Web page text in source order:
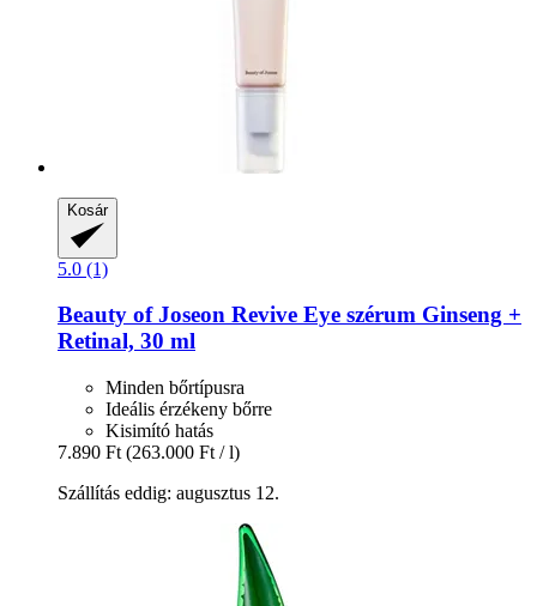
Kosár
5.0 (1)
Beauty of Joseon Revive Eye szérum Ginseng +
Retinal, 30 ml
Minden bőrtípusra
Ideális érzékeny bőrre
Kisimító hatás
7.890 Ft (263.000 Ft / l)
Szállítás eddig: augusztus 12.